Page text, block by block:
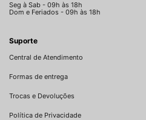
Seg à Sab - 09h às 18h
Dom e Feriados - 09h às 18h
Suporte
Central de Atendimento
Formas de entrega
Trocas e Devoluções
Política de Privacidade